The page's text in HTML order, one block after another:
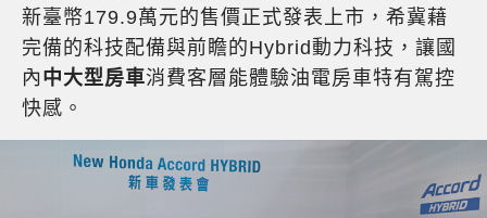
新臺幣179.9萬元的售價正式發表上市，希冀藉
完備的科技配備與前瞻的Hybrid動力科技，讓國
內中大型房車消費客層能體驗油電房車特有駕控
快感。